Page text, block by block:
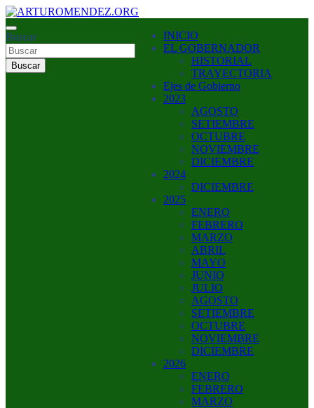
Saltar
al
contenido
ARTUROMENDEZ.ORG
ARTURO MENDEZ GOBERNADOR 2023
Buscar
Buscar
INICIO
EL GOBERNADOR
HISTORIAL
TRAYECTORIA
Ejes de Gobierno
2023
AGOSTO
SETIEMBRE
OCTUBRE
NOVIEMBRE
DICIEMBRE
2024
DICIEMBRE
2025
ENERO
FEBRERO
MARZO
ABRIL
MAYO
JUNIO
JULIO
AGOSTO
SETIEMBRE
OCTUBRE
NOVIEMBRE
DICIEMBRE
2026
ENERO
FEBRERO
MARZO